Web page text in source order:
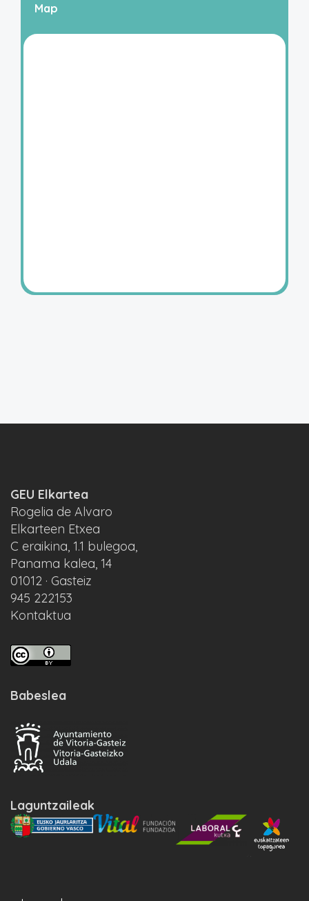
Map
GEU Elkartea
Rogelia de Alvaro
Elkarteen Etxea
C eraikina, 1.1 bulegoa,
Panama kalea, 14
01012 · Gasteiz
945 222153
Kontaktua
Babeslea
Laguntzaileak